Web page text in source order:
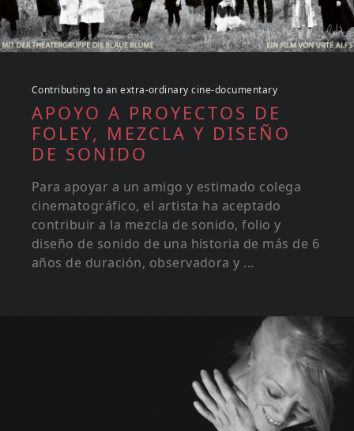
Contributing to an extra-ordinary cine-documentary
APOYO A PROYECTOS DE
FOLEY, MEZCLA Y DISEÑO
DE SONIDO
Para apoyar a un amigo y estimado colega
cinematográfico, el artista ha aceptado
contribuir a la mezcla de sonido, folio y
diseño de sonido de una historia de más de 6
años de duración, observadora y ...